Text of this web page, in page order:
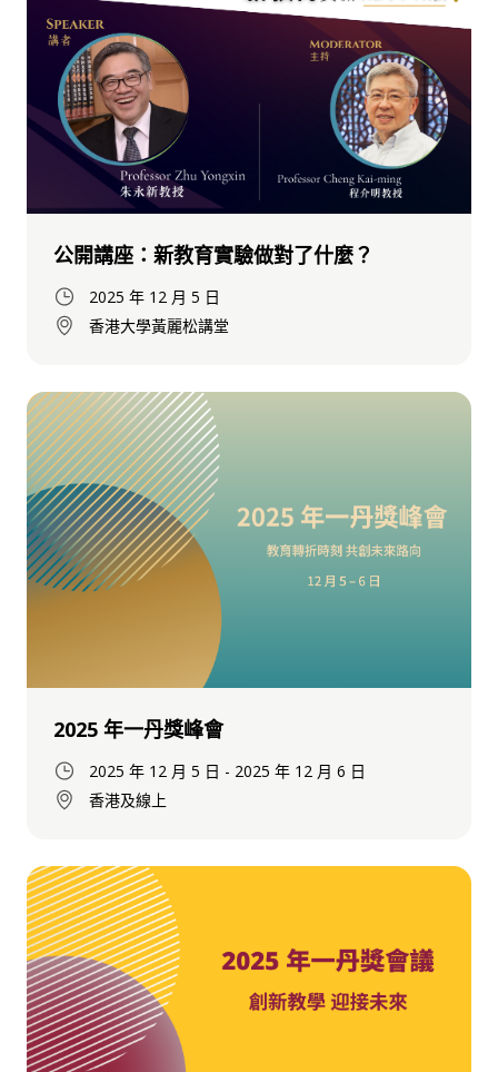
公開講座：新教育實驗做對了什麼？
2025 年 12 月 5 日
香港大學黃麗松講堂
2025 年一丹獎峰會
2025 年 12 月 5 日 - 2025 年 12 月 6 日
香港及線上